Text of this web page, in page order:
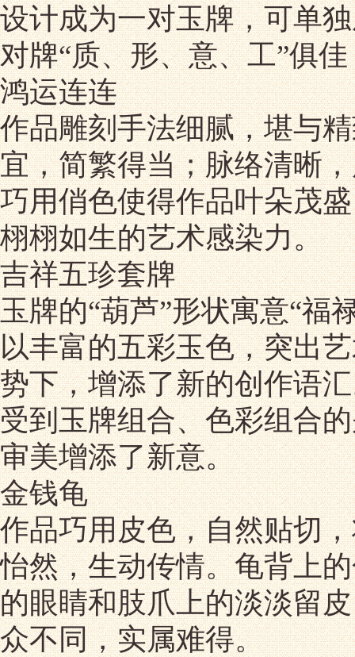
设计成为一对玉牌，可单
对牌“质、形、意、工”俱
鸿运连连
作品雕刻手法细腻，堪与
宜，简繁得当；脉络清晰
巧用俏色使得作品叶朵茂
栩栩如生的艺术感染力。
吉祥五珍套牌
玉牌的“葫芦”形状寓意“福
以丰富的五彩玉色，突出
势下，增添了新的创作语
受到玉牌组合、色彩组合
审美增添了新意。
金钱龟
作品巧用皮色，自然贴切
怡然，生动传情。龟背上
的眼睛和肢爪上的淡淡留
众不同，实属难得。